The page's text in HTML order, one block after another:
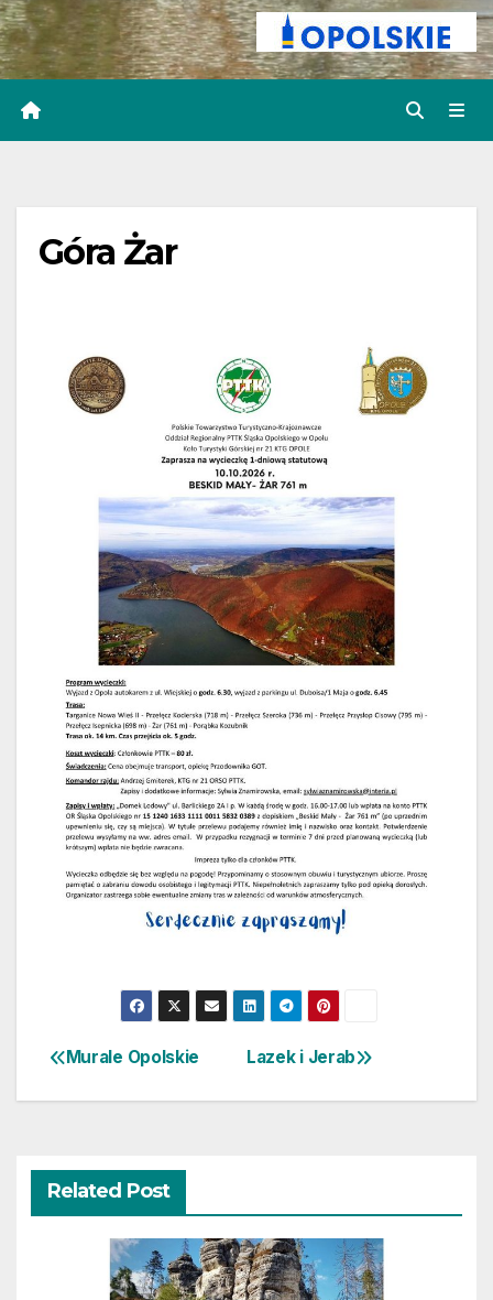
Góra Żar
Nawigacja
wpisu
Lazek i Jerab
Murale Opolskie
Related Post